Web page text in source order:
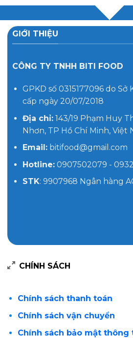
GIỚI THIỆU
CÔNG TY TNHH BITI FOOD
GPKD số 0315177096 do Sở
cấp ngày 20/07/2018
Địa chỉ:143/19 Phạm Huy
Nhơn, TP Hồ Chí Minh, Việt
Email:bitifood@gmail.com
Hotline:0907502079 -
STK: 9907968 Ngân hàng
CHÍNH SÁCH
Chính sách thanh toán
Chính sách vận chuyển
Chính sách bảo mật thông